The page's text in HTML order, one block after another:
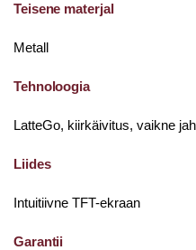
Teisene materjal
Metall
Tehnoloogia
LatteGo, kiirkäivitus, vaikne
Liides
Intuitiivne TFT-ekraan
Garantii